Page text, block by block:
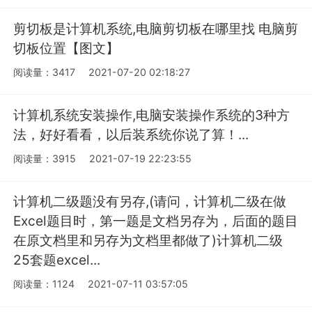
剪切板是计算机系统,电脑剪切板在哪里找 电脑剪
切板位置【图文】
阅读量：3417 2021-07-20 02:18:27
计算机系统安装操作,电脑安装操作系统的3种方
法，好好看看，以后装系统你说了算！...
阅读量：3915 2021-07-19 22:23:55
计算机二级题没有另存,(请问，计算机二级在做
Excel题目时，第一题是文档另存为，后面的题目
在原文档里和另存为文档里都做了)计算机二级
25套题excel...
阅读量：1124 2021-07-11 03:57:05